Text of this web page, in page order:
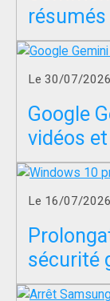
résumés
Firefox ?
Le 30/07/2026
Google
vidéos
servir à
Le 16/07/2026
sécurité